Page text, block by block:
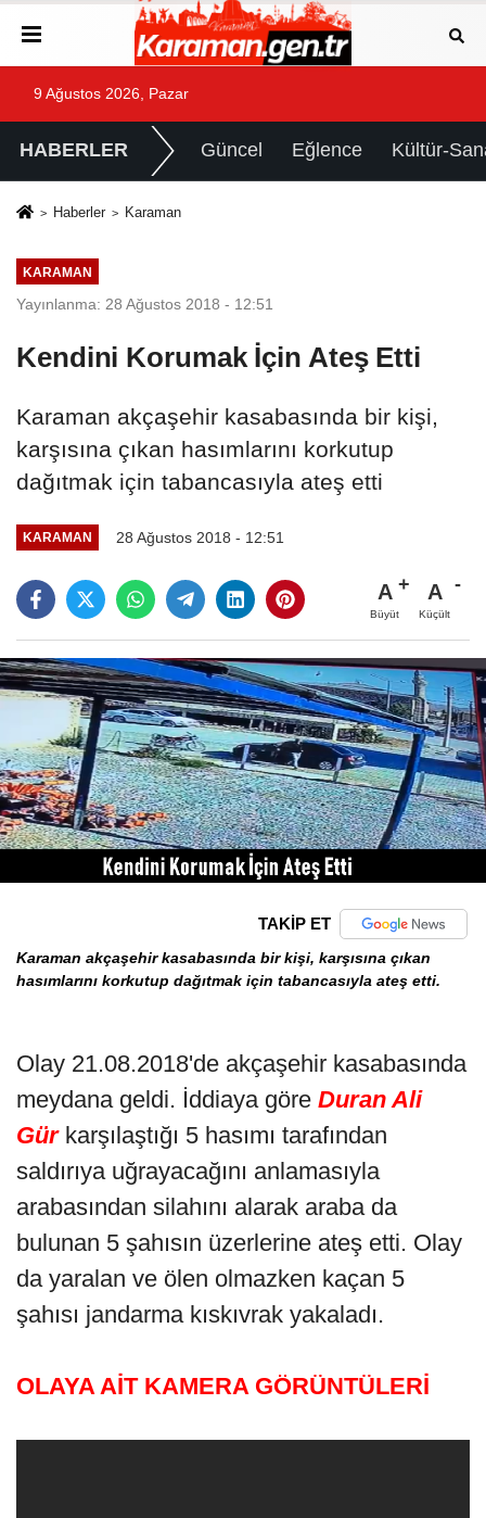
9 Ağustos 2026, Pazar
HABERLER Güncel Eğlence Kültür-
Haberler Karaman
KARAMAN
Yayınlanma: 28 Ağustos 2018 - 12:51
Kendini Korumak İçin Ateş Etti
Karaman akçaşehir kasabasında bir kişi,
karşısına çıkan hasımlarını korkutup
dağıtmak için tabancasıyla ateş etti
KARAMAN 28 Ağustos 2018 - 12:51
A
Büyüt
A
Küçült
TAKİP ET
Karaman akçaşehir kasabasında bir kişi, karşısına çıkan
hasımlarını korkutup dağıtmak için tabancasıyla ateş etti.
Olay 21.08.2018'de akçaşehir kasabasında
meydana geldi. İddiaya göre Duran Ali
Gürkarşılaştığı 5 hasımı tarafından
saldırıya uğrayacağını anlamasıyla
arabasından silahını alarak araba da
bulunan 5 şahısın üzerlerine ateş etti. Olay
da yaralan ve ölen olmazken kaçan 5
şahısı jandarma kıskıvrak yakaladı.
OLAYA AİT KAMERA GÖRÜNTÜLERİ